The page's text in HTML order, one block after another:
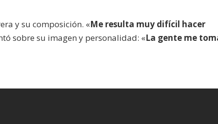
disminuir
el
y su composición. «Me resulta muy difícil hacer
sobre su imagen y personalidad: «La gente me